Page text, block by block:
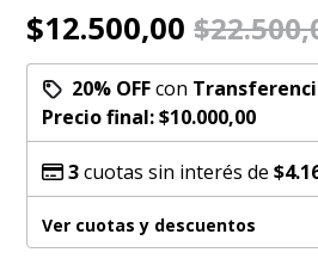
$12.500,00
20% OFFcon
Precio final:$10.000,00
3cuotas sin interés de
Ver cuotas y descuentos